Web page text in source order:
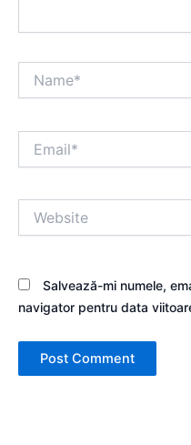
Salvează-mi numele,
navigator pentru data